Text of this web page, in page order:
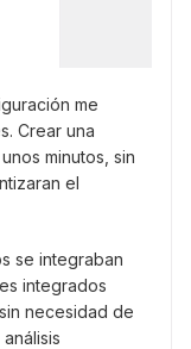
me
Crear una
minutos, sin
el
se integraban
integrados
necesidad de